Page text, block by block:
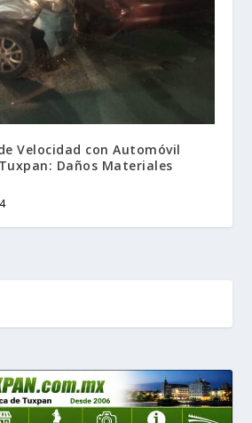
Velocidad con Automóvil
Daños Materiales